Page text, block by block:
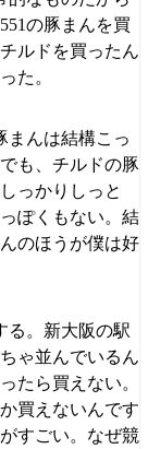
の豚まんを買
ルドを買ったん
た。
まんは結構こっ
も、チルドの豚
っかりしっと
ぽくもない。結
のほうが僕は好
る。新大阪の駅
ゃ並んでいるん
たら買えない。
買えないんです
すごい。なぜ競